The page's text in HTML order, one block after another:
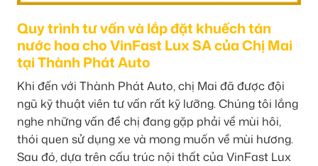
Quy trình tư vấn và lắp đặt khuếch tán
nước hoa cho VinFast Lux SA của Chị Mai
tại Thành Phát Auto
Khi đến với Thành Phát Auto, chị Mai đã được đội
ngũ kỹ thuật viên tư vấn rất kỹ lưỡng. Chúng tôi lắng
nghe những vấn đề chị đang gặp phải về mùi hôi,
thói quen sử dụng xe và mong muốn về mùi hương.
Sau đó, dựa trên cấu trúc nội thất của VinFast Lux